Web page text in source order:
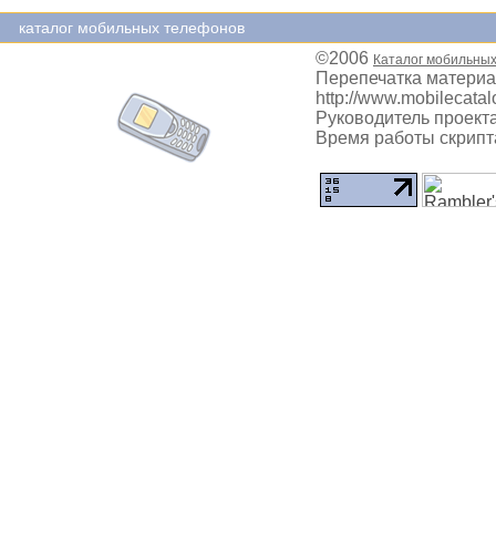
каталог мобильных телефонов
©2006 Каталог
Перепечатка
http://
Руководитель
Время работы